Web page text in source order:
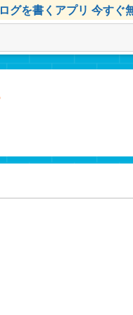
グを書くアプリ 今すぐ